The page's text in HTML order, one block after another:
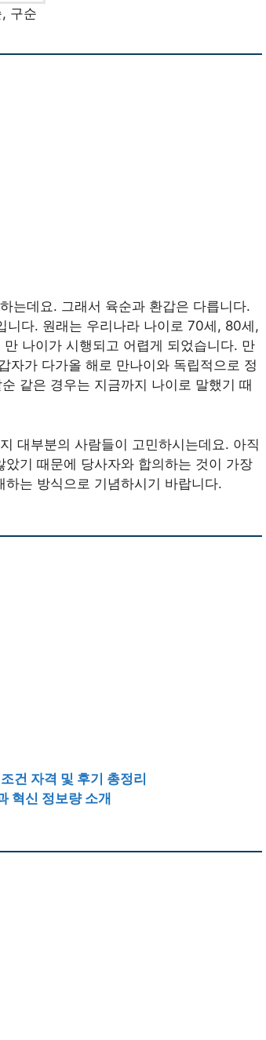
구순
는데요. 그래서 육순과 환갑은 다릅니다.
니다. 원래는 우리나라 나이로 70세, 80세,
나이가 시행되고 어렵게 되었습니다. 만
가 다가올 해로 만나이와 독립적으로 정
같은 경우는 지금까지 나이로 말했기 때
대부분의 사람들이 고민하시는데요. 아직
기 때문에 당사자와 합의하는 것이 가장
는 방식으로 기념하시기 바랍니다.
건 자격 및 후기 총정리
혁신 정보량 소개